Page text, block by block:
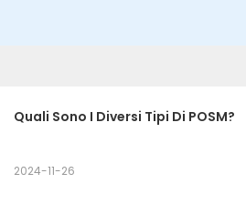
Quali Sono I Diversi Tipi Di POSM?
2024-11-26